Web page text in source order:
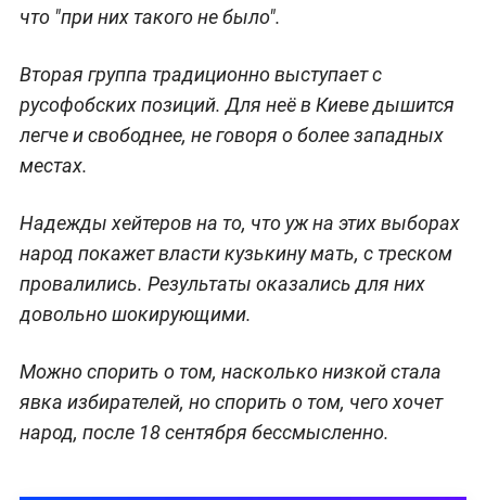
что "при них такого не было".
Вторая группа традиционно выступает с
русофобских позиций. Для неё в Киеве дышится
легче и свободнее, не говоря о более западных
местах.
Надежды хейтеров на то, что уж на этих выборах
народ покажет власти кузькину мать, с треском
провалились. Результаты оказались для них
довольно шокирующими.
Можно спорить о том, насколько низкой стала
явка избирателей, но спорить о том, чего хочет
народ, после 18 сентября бессмысленно.